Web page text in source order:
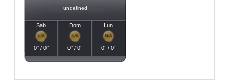
undefined
Sab
0° / 0°
Dom
0° / 0°
Lun
0° / 0°